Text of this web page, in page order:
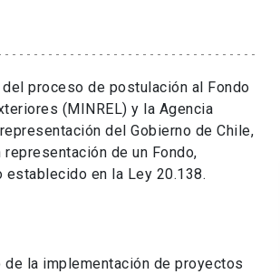
proceso de postulación al Fondo
(MINREL) y la Agencia
del Gobierno de Chile,
de un Fondo,
establecido en la Ley 20.138.
la implementación de proyectos